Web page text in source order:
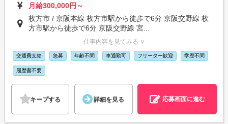
月給300,000円～
枚方市 / 京阪本線 枚方市駅から徒歩で6分 京阪交野線 枚
方市駅から徒歩で6分 京阪交野線 宮...
仕事内容を見てみる ∨
交通費支給 急募 年齢不問 車通勤可 フリーター歓迎 学歴不問
履歴書不要
キープする 詳細を見る 応募画面に進む